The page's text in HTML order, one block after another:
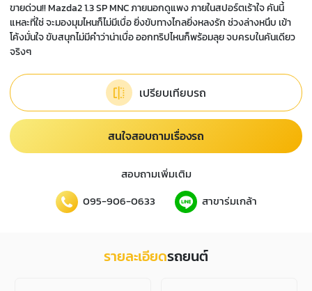
ขายด่วน!! Mazda2 1.3 SP MNC ภายนอกดูแพง ภายในสปอร์ตเร้าใจ คันนี้
แหละที่ใช่ จะมองมุมไหนก็ไม่มีเบื่อ ยิ่งขับทางไกลยิ่งหลงรัก ช่วงล่างหนึบ เข้า
โค้งมั่นใจ ขับสนุกไม่มีคำว่าน่าเบื่อ ออกทริปไหนก็พร้อมลุย จบครบในคันเดียว
จริงๆ
เปรียบเทียบรถ
สนใจสอบถามเรื่องรถ
สอบถามเพิ่มเติม
095-906-0633
สาขาร่มเกล้า
รายละเอียดรถยนต์